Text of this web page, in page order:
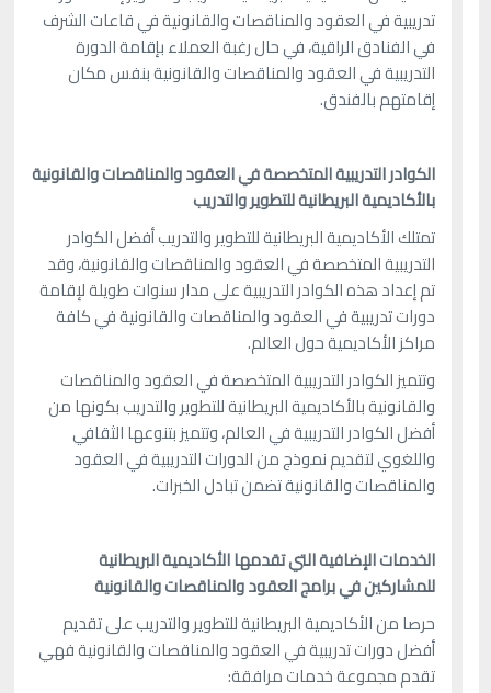
تدريبية في العقود والمناقصات والقانونية في قاعات الشرف
في الفنادق الراقية، في حال رغبة العملاء بإقامة الدورة
التدريبية في العقود والمناقصات والقانونية بنفس مكان
إقامتهم بالفندق.
الكوادر التدريبية المتخصصة في العقود والمناقصات والقانونية
بالأكاديمية البريطانية للتطوير والتدريب
تمتلك الأكاديمية البريطانية للتطوير والتدريب أفضل الكوادر
التدريبية المتخصصة في العقود والمناقصات والقانونية، وقد
تم إعداد هذه الكوادر التدريبية على مدار سنوات طويلة لإقامة
دورات تدريبية في العقود والمناقصات والقانونية في كافة
مراكز الأكاديمية حول العالم.
وتتميز الكوادر التدريبية المتخصصة في العقود والمناقصات
والقانونية بالأكاديمية البريطانية للتطوير والتدريب بكونها من
أفضل الكوادر التدريبية في العالم، وتتميز بتنوعها الثقافي
واللغوي لتقديم نموذج من الدورات التدريبية في العقود
والمناقصات والقانونية تضمن تبادل الخبرات.
الخدمات الإضافية التي تقدمها الأكاديمية البريطانية
للمشاركين في برامج العقود والمناقصات والقانونية
حرصا من الأكاديمية البريطانية للتطوير والتدريب على تقديم
أفضل دورات تدريبية في العقود والمناقصات والقانونية فهي
تقدم مجموعة خدمات مرافقة: